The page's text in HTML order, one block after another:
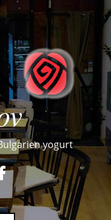
yogurt
FACEBOOK.COM